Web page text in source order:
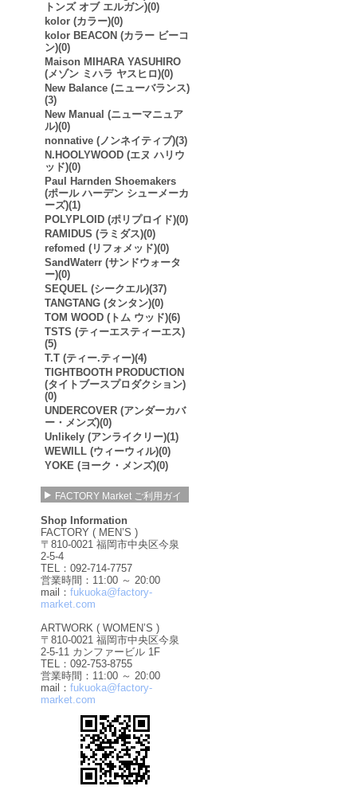
トンズ オブ エルガン)(0)
kolor (カラー)(0)
kolor BEACON (カラー ビーコ
ン)(0)
Maison MIHARA YASUHIRO
(メゾン ミハラ ヤスヒロ)(0)
New Balance (ニューバランス)
(3)
New Manual (ニューマニュア
ル)(0)
nonnative (ノンネイティブ)(3)
N.HOOLYWOOD (エヌ ハリウ
ッド)(0)
Paul Harnden Shoemakers
(ポール ハーデン シューメーカ
ーズ)(1)
POLYPLOID (ポリプロイド)(0)
RAMIDUS (ラミダス)(0)
refomed (リフォメッド)(0)
SandWaterr (サンドウォータ
ー)(0)
SEQUEL (シークエル)(37)
TANGTANG (タンタン)(0)
TOM WOOD (トム ウッド)(6)
TSTS (ティーエスティーエス)
(5)
T.T (ティー.ティー)(4)
TIGHTBOOTH PRODUCTION
(タイトブースプロダクション)
(0)
UNDERCOVER (アンダーカバ
ー・メンズ)(0)
Unlikely (アンライクリー)(1)
WEWILL (ウィーウィル)(0)
YOKE (ヨーク・メンズ)(0)
FACTORY Market ご利用ガイ
Shop Information
FACTORY ( MEN’S )
〒810-0021 福岡市中央区今泉
2-5-4
TEL：092-714-7757
営業時間：11:00 ～ 20:00
mail： fukuoka@factory-
market.com
ARTWORK ( WOMEN’S )
〒810-0021 福岡市中央区今泉
2-5-11 カンファービル 1F
TEL：092-753-8755
営業時間：11:00 ～ 20:00
mail： fukuoka@factory-
market.com